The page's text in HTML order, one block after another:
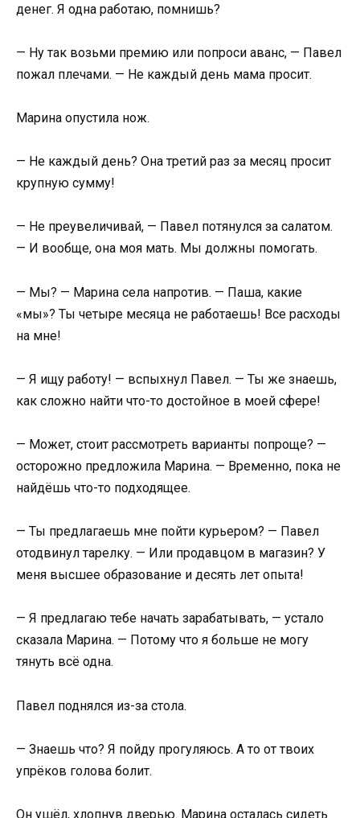
денег. Я одна работаю, помнишь?
— Ну так возьми премию или попроси аванс, — Павел
пожал плечами. — Не каждый день мама просит.
Марина опустила нож.
— Не каждый день? Она третий раз за месяц просит
крупную сумму!
— Не преувеличивай, — Павел потянулся за салатом.
— И вообще, она моя мать. Мы должны помогать.
— Мы? — Марина села напротив. — Паша, какие
«мы»? Ты четыре месяца не работаешь! Все расходы
на мне!
— Я ищу работу! — вспыхнул Павел. — Ты же знаешь,
как сложно найти что-то достойное в моей сфере!
— Может, стоит рассмотреть варианты попроще? —
осторожно предложила Марина. — Временно, пока не
найдёшь что-то подходящее.
— Ты предлагаешь мне пойти курьером? — Павел
отодвинул тарелку. — Или продавцом в магазин? У
меня высшее образование и десять лет опыта!
— Я предлагаю тебе начать зарабатывать, — устало
сказала Марина. — Потому что я больше не могу
тянуть всё одна.
Павел поднялся из-за стола.
— Знаешь что? Я пойду прогуляюсь. А то от твоих
упрёков голова болит.
Он ушёл, хлопнув дверью. Марина осталась сидеть